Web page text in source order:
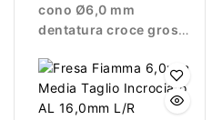
cono Ø6,0 mm
dentatura croce grossa
progettata
esclusivamente per
mancini. È indicata per